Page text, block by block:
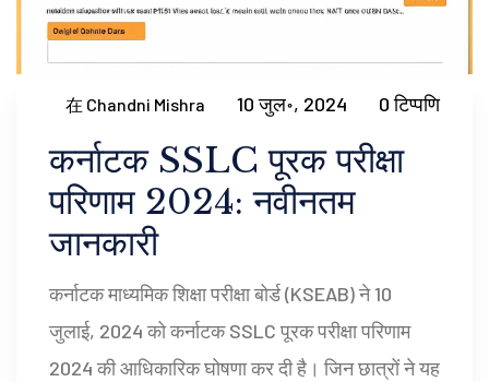
在 Chandni Mishra 10 जुल॰, 2024 0 टिप्पणि
कर्नाटक SSLC पूरक परीक्षा
परिणाम 2024: नवीनतम
जानकारी
कर्नाटक माध्यमिक शिक्षा परीक्षा बोर्ड (KSEAB) ने 10
जुलाई, 2024 को कर्नाटक SSLC पूरक परीक्षा परिणाम
2024 की आधिकारिक घोषणा कर दी है। जिन छात्रों ने यह